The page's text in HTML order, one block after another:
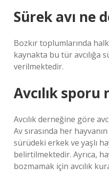
Sürek avı ne
Bozkır toplumlarında
kaynakta bu tür avcılığa
verilmektedir.
Avcılık sporu
Avcılık derneğine göre
Av sırasında her
sürüdeki erkek ve yaşlı
belirtilmektedir. Ayrıca,
bozmamak için avcılık